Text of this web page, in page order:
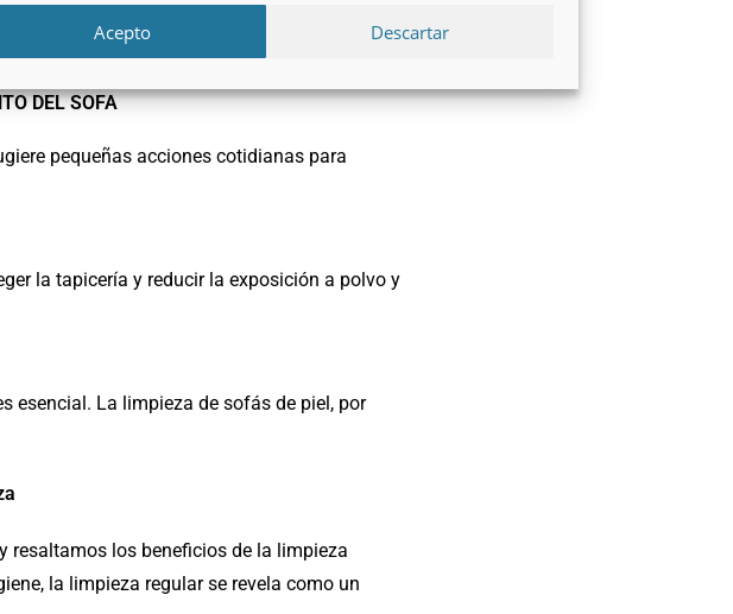
Acepto Descartar
DEL SOFA
pequeñas acciones cotidianas para
la tapicería y reducir la exposición a polvo y
esencial. La limpieza de sofás de piel, por
resaltamos los beneficios de la limpieza
la limpieza regular se revela como un